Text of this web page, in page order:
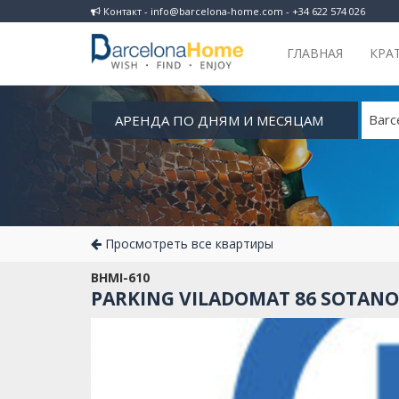
Контакт - info@barcelona-home.com - +34 622 574 026
ГЛАВНАЯ
АРЕНДА ПО ДНЯМ И МЕСЯЦАМ
Просмотреть все квартиры
BHMI-610
PARKING VILADOMAT 86